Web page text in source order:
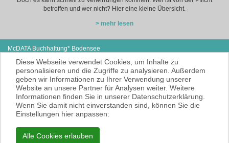
betroffen und wer nicht? Hier eine kleine Übersicht.
> mehr lesen
McDATA Buchhaltung* Bodensee
78333 Stockach
E-Mail:cse@mcdata.de
McDATA ist eine sehr gute Alternative zu
Ihrem Steuerberater zur Erbringung der
laufenden Finanz- und Lohnbuchhaltung*.
* = Erbracht werden nur Dienstleistungen
gemäß § 6 Nr. 3+4 Steuerberatungsgesetz
KEINE Rechts- und/oder Steuerberatung!
Diese Webseite verwendet Cookies, um Inhalte zu
personalisieren und die Zugriffe zu analysieren. Außerdem
geben wir Informationen zu Ihrer Verwendung unserer
Website an unsere Partner für Analysen weiter. Weitere
Informationen finden Sie in unserer Datenschutzerklärung.
Wenn Sie damit nicht einverstanden sind, können Sie die
Einstellungen hier anpassen:
Alle Cookies erlauben